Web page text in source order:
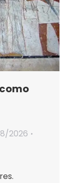
2026